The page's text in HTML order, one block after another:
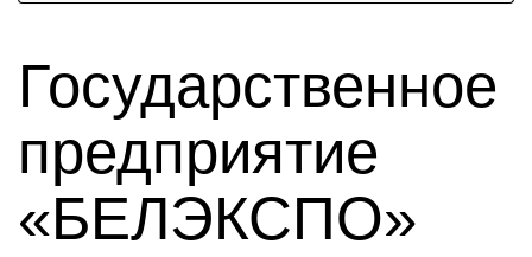
Государственное
предприятие
«БЕЛЭКСПО»